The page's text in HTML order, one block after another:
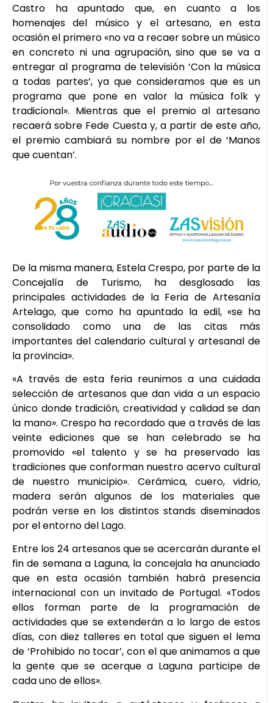
Castro ha apuntado que, en cuanto a los
homenajes del músico y el artesano, en esta
ocasión el primero «no va a recaer sobre un músico
en concreto ni una agrupación, sino que se va a
entregar al programa de televisión ‘Con la música
a todas partes’, ya que consideramos que es un
programa que pone en valor la música folk y
tradicional». Mientras que el premio al artesano
recaerá sobre Fede Cuesta y, a partir de este año,
el premio cambiará su nombre por el de ‘Manos
que cuentan’.
De la misma manera, Estela Crespo, por parte de la
Concejalía de Turismo, ha desglosado las
principales actividades de la Feria de Artesanía
Artelago, que como ha apuntado la edil, «se ha
consolidado como una de las citas más
importantes del calendario cultural y artesanal de
la provincia».
«A través de esta feria reunimos a una cuidada
selección de artesanos que dan vida a un espacio
único donde tradición, creatividad y calidad se dan
la mano». Crespo ha recordado que a través de las
veinte ediciones que se han celebrado se ha
promovido «el talento y se ha preservado las
tradiciones que conforman nuestro acervo cultural
de nuestro municipio». Cerámica, cuero, vidrio,
madera serán algunos de los materiales que
podrán verse en los distintos stands diseminados
por el entorno del Lago.
Entre los 24 artesanos que se acercarán durante el
fin de semana a Laguna, la concejala ha anunciado
que en esta ocasión también habrá presencia
internacional con un invitado de Portugal. «Todos
ellos forman parte de la programación de
actividades que se extenderán a lo largo de estos
días, con diez talleres en total que siguen el lema
de ‘Prohibido no tocar’, con el que animamos a que
la gente que se acerque a Laguna participe de
cada uno de ellos».